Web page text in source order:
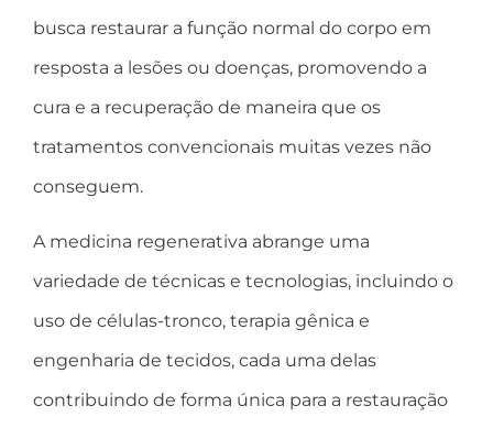
busca restaurar a função normal do corpo em
resposta a lesões ou doenças, promovendo a
cura e a recuperação de maneira que os
tratamentos convencionais muitas vezes não
conseguem.
A medicina regenerativa abrange uma
variedade de técnicas e tecnologias, incluindo o
uso de células-tronco, terapia gênica e
engenharia de tecidos, cada uma delas
contribuindo de forma única para a restauração